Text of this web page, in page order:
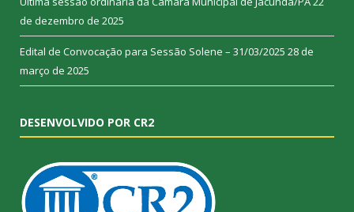
de dezembro de 2025
Edital de Convocação para Sessão Solene – 31/03/2025 28 de
março de 2025
DESENVOLVIDO POR CR2